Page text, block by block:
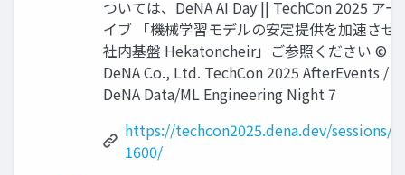
ついては、DeNA AI Day || TechCon 2025 アー
イブ 「機械学習モデルの安定提供を加速させ
社内基盤 Hekatoncheir」ご参照ください ©
DeNA Co., Ltd. TechCon 2025 AfterEvents /
DeNA Data/ML Engineering Night 7
https://techcon2025.dena.dev/sessions/
1600/